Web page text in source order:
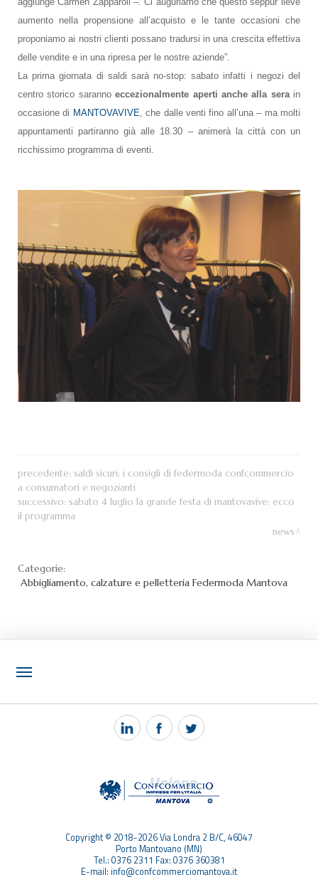
aumento nella propensione all’acquisto e le tante occasioni che
proponiamo ai nostri clienti possano tradursi in una crescita effettiva
delle vendite e in una ripresa per le nostre aziende”.
La prima giornata di saldi sarà no-stop: sabato infatti i negozi del
centro storico sarannoeccezionalmente aperti anche alla serain
occasione di MANTOVAVIVE , che dalle venti fino all’una – ma molti
appuntamenti partiranno già alle 18.30 – animerà la città con un
ricchissimo programma di eventi.
precedente: saldi sicuri: i consigli di federmoda confcommercio
a consumatori e negozianti
successivo: sabato 4 luglio la grande festa di mantovavive: ecco
il programma
news
Categorie:
Abbigliamento, calzature e pelletteria Federmoda Mantova
NOTIZIE
PEC MANTOVA MAIL
Copyright © 2018-2026 Via Londra 2 B/C, 46047
Porto Mantovano (MN)
Tel.: 0376 2311 Fax: 0376 360381
E-mail: info@confcommerciomantova.it